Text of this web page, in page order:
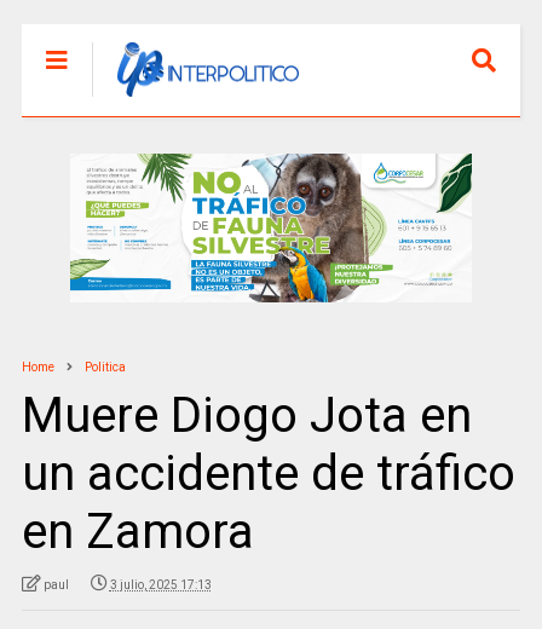
Home Politica
Muere Diogo Jota en
un accidente de tráfico
en Zamora
paul 3 julio, 2025 17:13